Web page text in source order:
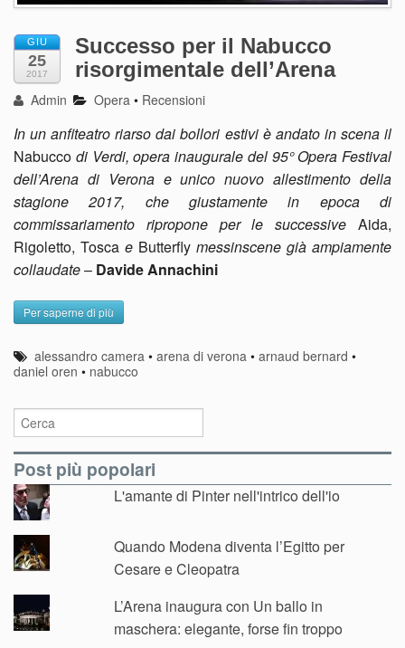
GIU
25
2017
Successo per il Nabucco
risorgimentale dell’Arena
Admin Opera • Recensioni
In un anfiteatro riarso dai bollori estivi è andato in scena il
Nabucco di Verdi, opera inaugurale del 95° Opera Festival
dell’Arena di Verona e unico nuovo allestimento della
stagione 2017, che giustamente in epoca di
commissariamento ripropone per le successive Aida,
Rigoletto, Tosca e Butterfly messinscene già ampiamente
collaudate– Davide Annachini
Per saperne di più
alessandro camera •arena di verona •arnaud bernard •
daniel oren • nabucco
Post più popolari
L'amante di Pinter nell'intrico dell'io
Quando Modena diventa l’Egitto per
Cesare e Cleopatra
L’Arena inaugura con Un ballo in
maschera: elegante, forse fin troppo